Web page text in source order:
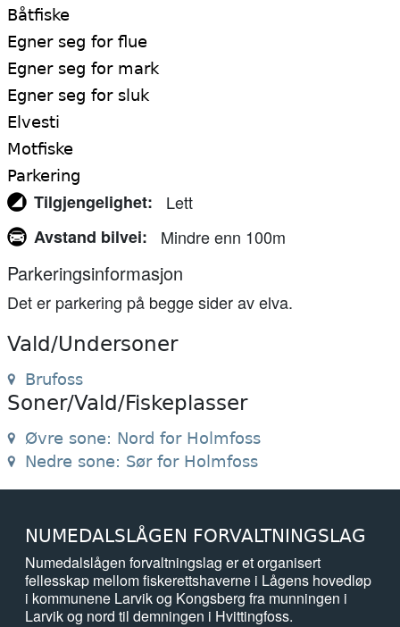
Båtfiske
Egner seg for flue
Egner seg for mark
Egner seg for sluk
Elvesti
Motfiske
Parkering
Tilgjengelighet
Lett
Avstand bilvei
Mindre enn 100m
Parkeringsinformasjon
Det er parkering på begge sider av elva.
Vald/Undersoner
Brufoss
Soner/Vald/Fiskeplasser
Øvre sone: Nord for Holmfoss
Nedre sone: Sør for Holmfoss
NUMEDALSLÅGEN FORVALTNINGSLAG
Numedalslågen forvaltningslag er et organisert
fellesskap mellom fiskerettshaverne i Lågens hovedløp
i kommunene Larvik og Kongsberg fra munningen i
Larvik og nord til demningen i Hvittingfoss.